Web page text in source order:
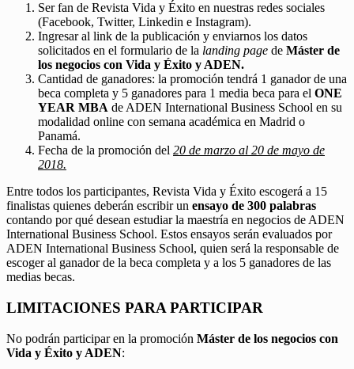
Ser fan de Revista Vida y Éxito en nuestras redes sociales
(Facebook, Twitter, Linkedin e Instagram).
Ingresar al link de la publicación y enviarnos los datos
solicitados en el formulario de la landing page de Máster de
los negocios con Vida y Éxito y ADEN.
Cantidad de ganadores: la promoción tendrá 1 ganador de una
beca completa y 5 ganadores para 1 media beca para el ONE
YEAR MBA de ADEN International Business School en su
modalidad online con semana académica en Madrid o
Panamá.
Fecha de la promoción del 20 de marzo al 20 de mayo de
2018.
Entre todos los participantes, Revista Vida y Éxito escogerá a 15
finalistas quienes deberán escribir un ensayo de 300 palabras
contando por qué desean estudiar la maestría en negocios de ADEN
International Business School. Estos ensayos serán evaluados por
ADEN International Business School, quien será la responsable de
escoger al ganador de la beca completa y a los 5 ganadores de las
medias becas.
LIMITACIONES PARA PARTICIPAR
No podrán participar en la promoción Máster de los negocios con
Vida y Éxito y ADEN: